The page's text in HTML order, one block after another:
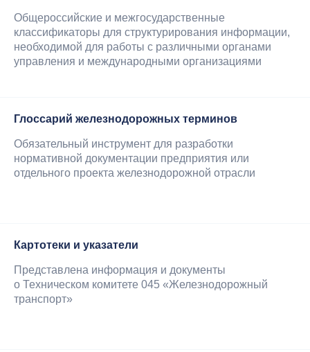
Общероссийские и межгосударственные
классификаторы для структурирования информации,
необходимой для работы с различными органами
управления и международными организациями
Глоссарий железнодорожных терминов
Обязательный инструмент для разработки
нормативной документации предприятия или
отдельного проекта железнодорожной отрасли
Картотеки и указатели
Представлена информация и документы
о Техническом комитете 045 «Железнодорожный
транспорт»